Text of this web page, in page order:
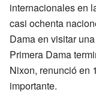
internacionales en
casi ochenta
Dama en visitar
Primera Dama
Nixon, renunció en
importante.